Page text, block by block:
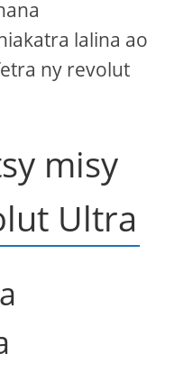
lalina ao
ny revolut
misy
Ultra